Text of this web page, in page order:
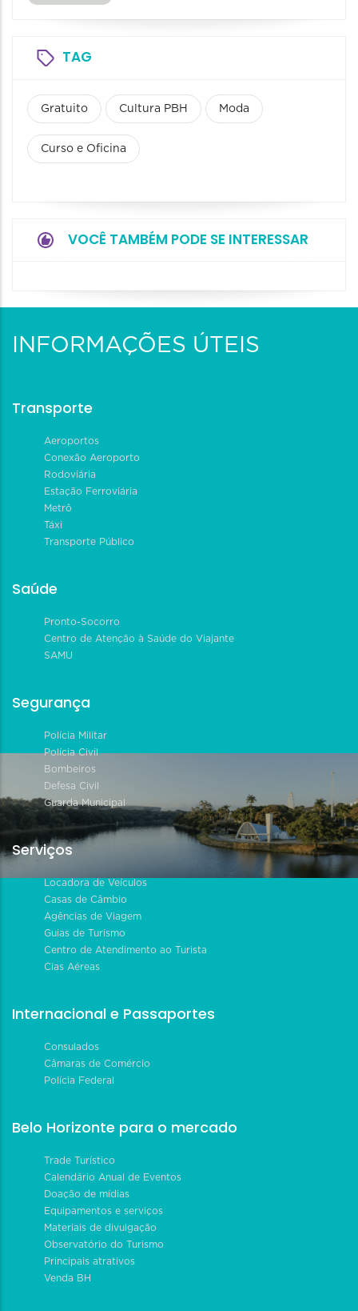
TAG
Gratuito Cultura PBH Moda
Curso e Oficina
VOCÊ TAMBÉM PODE SE INTERESSAR
INFORMAÇÕES ÚTEIS
Transporte
Aeroportos
Conexão Aeroporto
Rodoviária
Estação Ferroviária
Metrô
Táxi
Transporte Público
Saúde
Pronto-Socorro
Centro de Atenção à Saúde do Viajante
SAMU
Segurança
Polícia Militar
Polícia Civil
Bombeiros
Defesa Civil
Guarda Municipal
Serviços
Locadora de Veículos
Casas de Câmbio
Agências de Viagem
Guias de Turismo
Centro de Atendimento ao Turista
Cias Aéreas
Internacional e Passaportes
Consulados
Câmaras de Comércio
Polícia Federal
Belo Horizonte para o mercado
Trade Turístico
Calendário Anual de Eventos
Doação de mídias
Equipamentos e serviços
Materiais de divulgação
Observatório do Turismo
Principais atrativos
Venda BH